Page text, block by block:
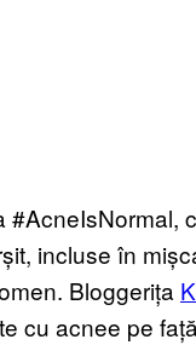
incluse în
Bloggerița
cu acnee pe